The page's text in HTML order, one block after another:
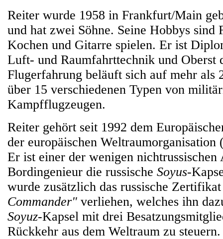
Reiter wurde 1958 in Frankfurt/Main
und hat zwei Söhne. Seine Hobbys sind
Kochen und Gitarre spielen. Er ist
Luft- und Raumfahrttechnik und Oberst
Flugerfahrung beläuft sich auf mehr als
über 15 verschiedenen Typen von
Kampfflugzeugen.
Reiter gehört seit 1992 dem
der europäischen
Er ist einer der wenigen nichtrussischen
Bordingenieur die russische Soyus-
wurde zusätzlich das russische
Commander" verliehen, welches ihn
Soyuz-Kapsel mit drei
Rückkehr aus dem Weltraum zu steuern.